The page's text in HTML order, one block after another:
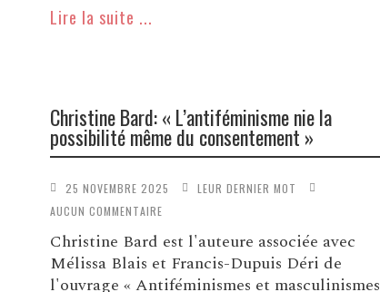
Lire la suite ...
Christine Bard: « L’antiféminisme nie la
possibilité même du consentement »
25 NOVEMBRE 2025
LEUR DERNIER MOT
AUCUN COMMENTAIRE
Christine Bard est l'auteure associée avec
Mélissa Blais et Francis-Dupuis Déri de
l'ouvrage « Antiféminismes et masculinismes